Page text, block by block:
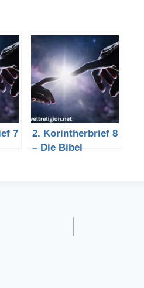
7
2. Korintherbrief 8
– Die Bibel